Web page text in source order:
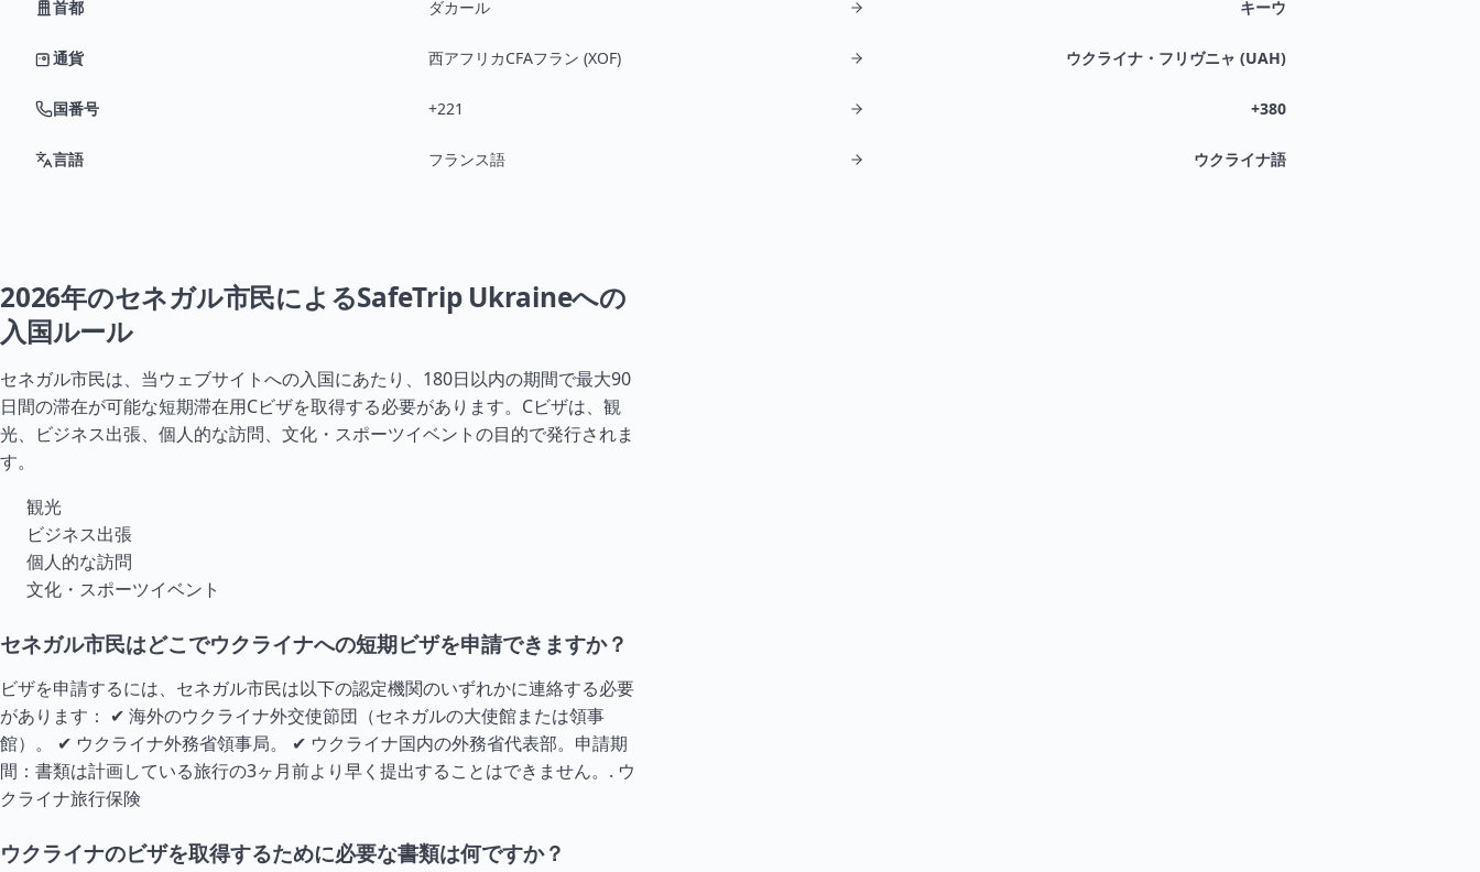
首都 ダカール キーウ
通貨 西アフリカCFAフラン (XOF) ウクライナ・フリヴニャ (UAH)
国番号 +221 +380
言語 フランス語 ウクライナ語
2026年のセネガル市民によるSafeTrip Ukraineへの
入国ルール
セネガル市民は、当ウェブサイトへの入国にあたり、180日以内の期間で最大90
日間の滞在が可能な短期滞在用Cビザを取得する必要があります。Cビザは、観
光、ビジネス出張、個人的な訪問、文化・スポーツイベントの目的で発行されま
す。
観光
ビジネス出張
個人的な訪問
文化・スポーツイベント
セネガル市民はどこでウクライナへの短期ビザを申請できますか？
ビザを申請するには、セネガル市民は以下の認定機関のいずれかに連絡する必要
があります： ✔ 海外のウクライナ外交使節団（セネガルの大使館または領事
館）。 ✔ ウクライナ外務省領事局。 ✔ ウクライナ国内の外務省代表部。申請期
間：書類は計画している旅行の3ヶ月前より早く提出することはできません。. ウ
クライナ旅行保険
ウクライナのビザを取得するために必要な書類は何ですか？